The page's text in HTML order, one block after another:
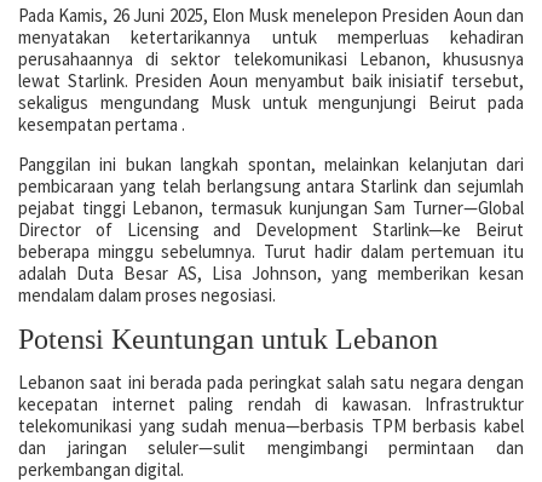
Pada Kamis, 26 Juni 2025, Elon Musk menelepon Presiden Aoun dan
menyatakan ketertarikannya untuk memperluas kehadiran
perusahaannya di sektor telekomunikasi Lebanon, khususnya
lewat Starlink. Presiden Aoun menyambut baik inisiatif tersebut,
sekaligus mengundang Musk untuk mengunjungi Beirut pada
kesempatan pertama .
Panggilan ini bukan langkah spontan, melainkan kelanjutan dari
pembicaraan yang telah berlangsung antara Starlink dan sejumlah
pejabat tinggi Lebanon, termasuk kunjungan Sam Turner—Global
Director of Licensing and Development Starlink—ke Beirut
beberapa minggu sebelumnya. Turut hadir dalam pertemuan itu
adalah Duta Besar AS, Lisa Johnson, yang memberikan kesan
mendalam dalam proses negosiasi.
Potensi Keuntungan untuk Lebanon
Lebanon saat ini berada pada peringkat salah satu negara dengan
kecepatan internet paling rendah di kawasan. Infrastruktur
telekomunikasi yang sudah menua—berbasis TPM berbasis kabel
dan jaringan seluler—sulit mengimbangi permintaan dan
perkembangan digital.